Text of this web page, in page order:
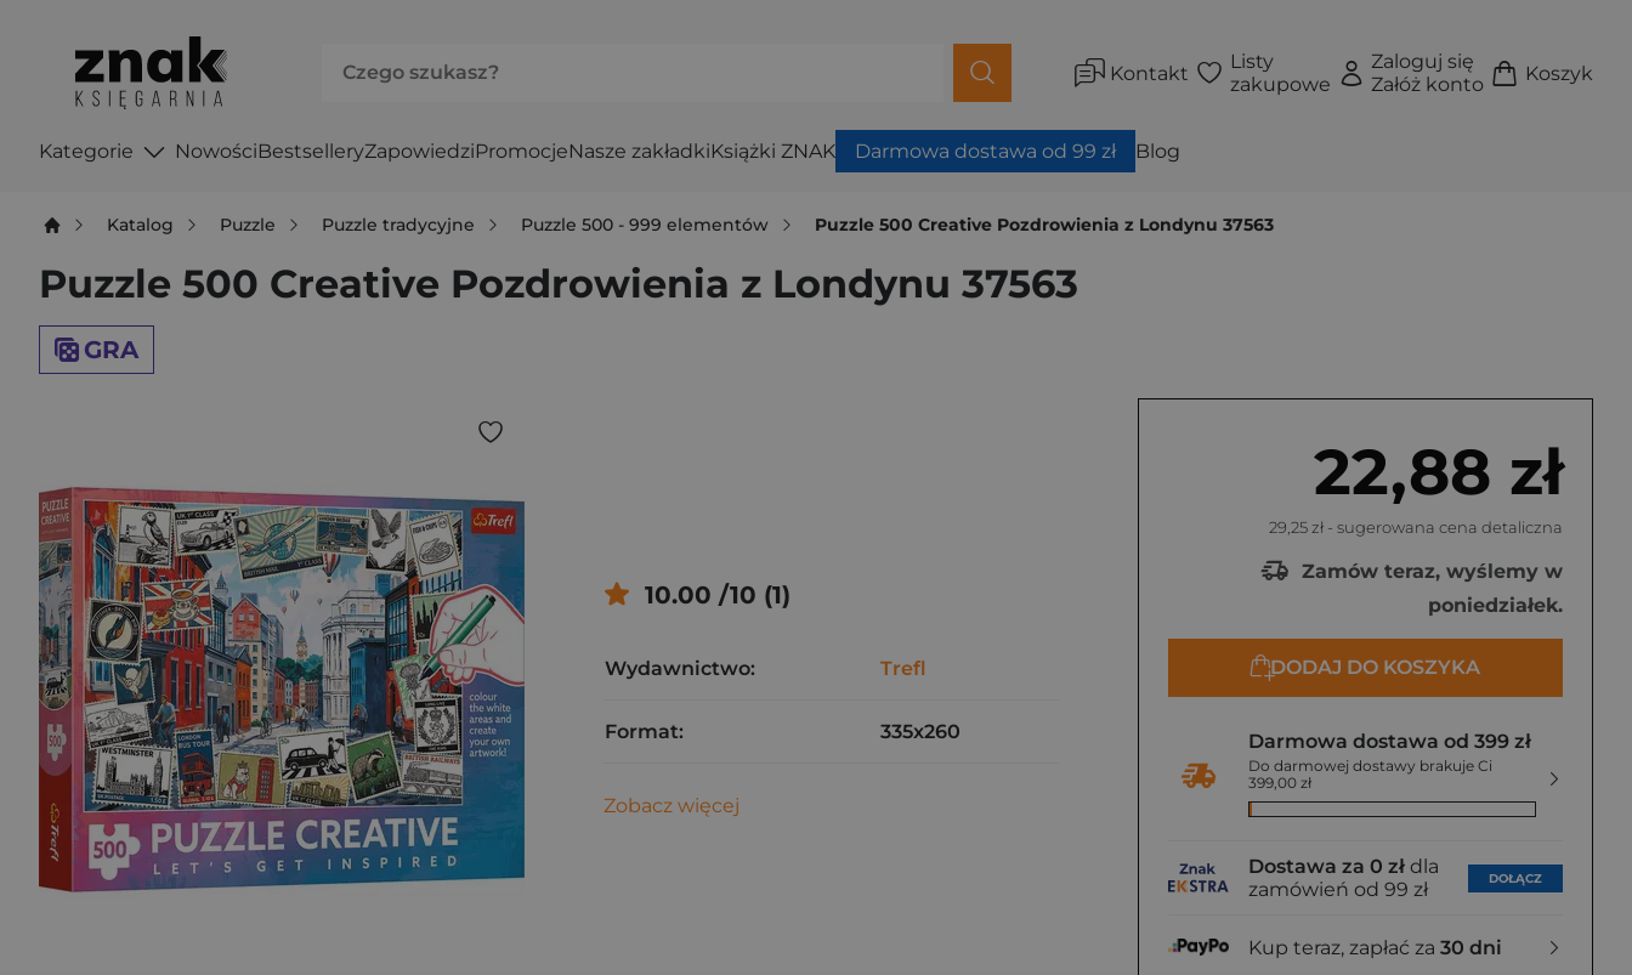
Kontakt
Listy
zakupowe
Zaloguj się
Załóż konto
Koszyk
Kategorie NowościBestselleryZapowiedziPromocjeNasze zakładkiKsiążki ZNAK Darmowa dostawa od 99 zł Blog
Katalog Puzzle Puzzle tradycyjne Puzzle 500 - 999 elementów Puzzle 500 Creative Pozdrowienia z Londynu 37563
Puzzle 500 Creative Pozdrowienia z Londynu 37563
GRA
22,88 zł
29,25 zł - sugerowana cena detaliczna
Zamów teraz, wyślemy w
poniedziałek.
DODAJ DO KOSZYKA
Darmowa dostawa od 399 zł
Do darmowej dostawy brakuje Ci
399,00 zł
Dostawa za 0 zł dla
zamówień od 99 zł
DOŁĄCZ
Kup teraz, zapłać za 30 dni
10.00 /10 (1)
Wydawnictwo: Trefl
Format: 335x260
Zobacz więcej